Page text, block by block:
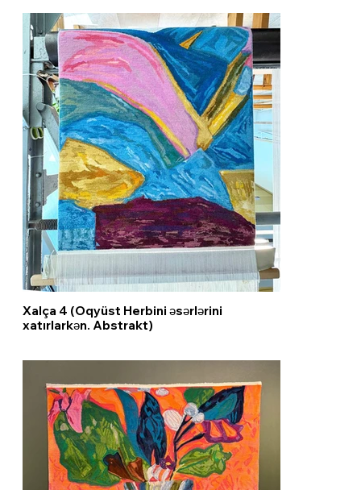
Xalça 4 (Oqyüst Herbini əsərlərini
xatırlarkən. Abstrakt)